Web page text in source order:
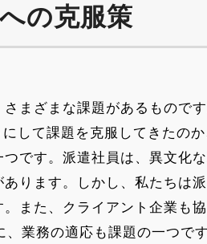
の克服策
まざまな課題があるもので
して課題を克服してきたの
です。派遣社員は、異文化
ります。しかし、私たちは
また、クライアント企業も
、業務の適応も課題の一つで